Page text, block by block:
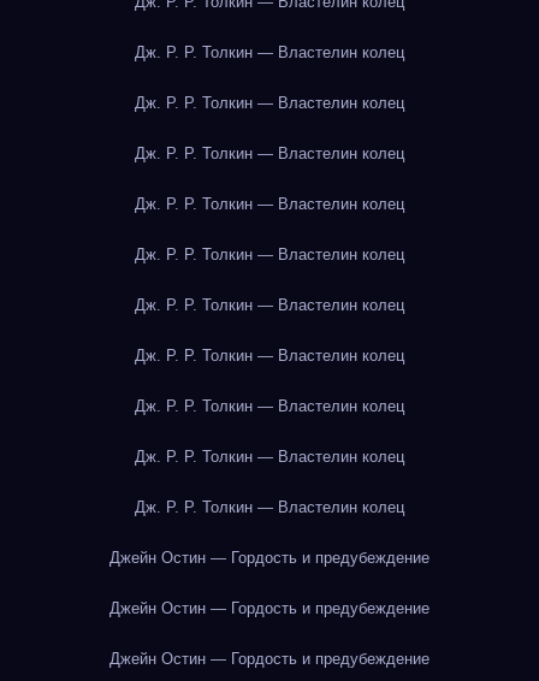
Дж. Р. Р. Толкин — Властелин колец
Дж. Р. Р. Толкин — Властелин колец
Дж. Р. Р. Толкин — Властелин колец
Дж. Р. Р. Толкин — Властелин колец
Дж. Р. Р. Толкин — Властелин колец
Дж. Р. Р. Толкин — Властелин колец
Дж. Р. Р. Толкин — Властелин колец
Дж. Р. Р. Толкин — Властелин колец
Дж. Р. Р. Толкин — Властелин колец
Дж. Р. Р. Толкин — Властелин колец
Джейн Остин — Гордость и предубеждение
Джейн Остин — Гордость и предубеждение
Джейн Остин — Гордость и предубеждение